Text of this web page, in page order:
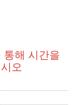
통해 시간을
오